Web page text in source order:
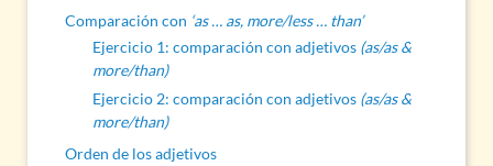
Comparación con ‘as … as, more/less … than’
Ejercicio 1: comparación con adjetivos (as/as &
more/than)
Ejercicio 2: comparación con adjetivos (as/as &
more/than)
Orden de los adjetivos